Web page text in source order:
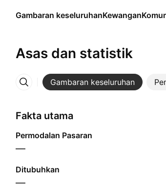
Gambaran keseluruhanKewangan
Asas dan statistik
Gambaran keseluruhan
Lebih
Fakta utama
Permodalan Pasaran
—
Ditubuhkan
—